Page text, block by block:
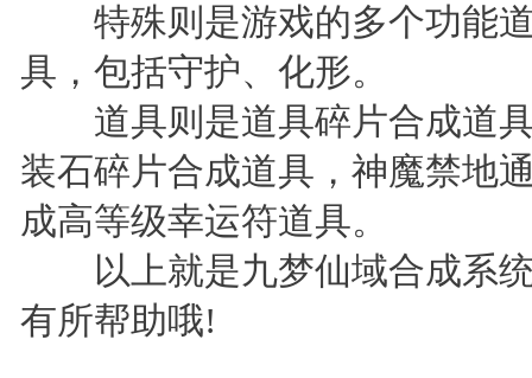
特殊则是游戏的多个功能道
具，包括守护、化形。
道具则是道具碎片合成道具
装石碎片合成道具，神魔禁地
成高等级幸运符道具。
以上就是九梦仙域合成系统
有所帮助哦!